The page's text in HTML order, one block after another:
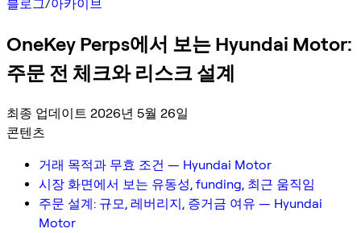
블로그/아카이브
OneKey Perps에서 보는 Hyundai Motor:
주문 전 체크와 리스크 설계
최종 업데이트 2026년 5월 26일
콘텐츠
거래 목적과 무효 조건 — Hyundai Motor
시장 화면에서 보는 유동성, funding, 최근 움직임
주문 설계: 규모, 레버리지, 증거금 여유 — Hyundai
Motor